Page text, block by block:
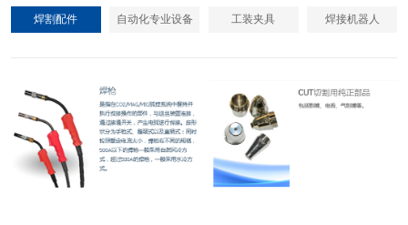
焊割配件 自动化专业设备 工装夹具 焊接机器人